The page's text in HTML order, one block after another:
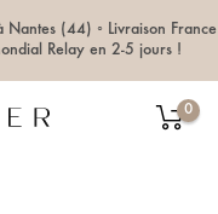
Nantes (44) ◦ Livraison France
Relay en 2-5 jours !
0